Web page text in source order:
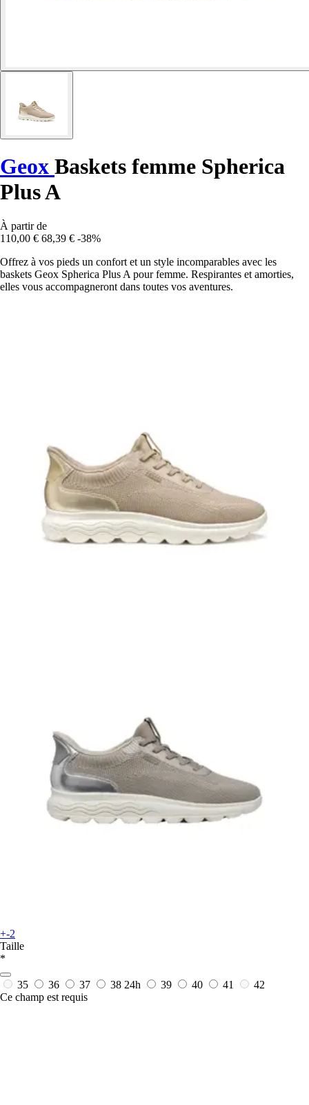
Geox Baskets femme Spherica
Plus A
À partir de
110,00 € 68,39 € -38%
Offrez à vos pieds un confort et un style incomparables avec les
baskets Geox Spherica Plus A pour femme. Respirantes et amorties,
elles vous accompagneront dans toutes vos aventures.
+-2
Taille
*
35 36 37 38 24h 39 40 41
42
Ce champ est requis